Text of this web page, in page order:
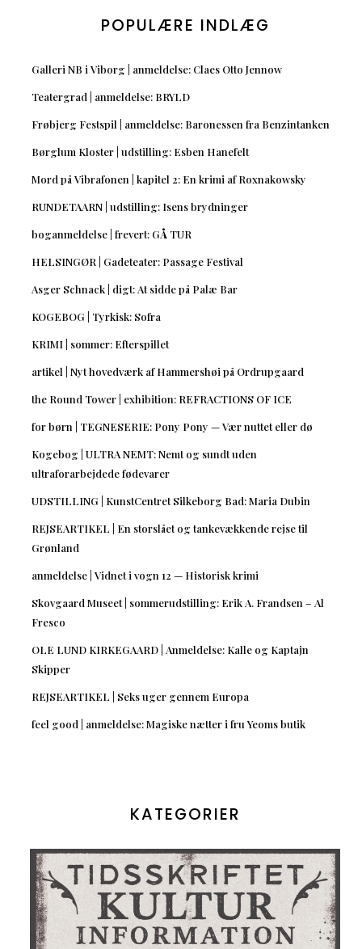
POPULÆRE INDLÆG
Galleri NB i Viborg | anmeldelse: Claes Otto Jennow
Teatergrad | anmeldelse: BRYLD
Frøbjerg Festspil | anmeldelse: Baronessen fra Benzintanken
Børglum Kloster | udstilling: Esben Hanefelt
Mord på Vibrafonen | kapitel 2: En krimi af Roxnakowsky
RUNDETAARN | udstilling: Isens brydninger
boganmeldelse | frevert: GÅ TUR
HELSINGØR | Gadeteater: Passage Festival
Asger Schnack | digt: At sidde på Palæ Bar
KOGEBOG | Tyrkisk: Sofra
KRIMI | sommer: Efterspillet
artikel | Nyt hovedværk af Hammershøi på Ordrupgaard
the Round Tower | exhibition: REFRACTIONS OF ICE
for børn | TEGNESERIE: Pony Pony — Vær nuttet eller dø
Kogebog | ULTRA NEMT: Nemt og sundt uden
ultraforarbejdede fødevarer
UDSTILLING | KunstCentret Silkeborg Bad: Maria Dubin
REJSEARTIKEL | En storslået og tankevækkende rejse til
Grønland
anmeldelse | Vidnet i vogn 12 — Historisk krimi
Skovgaard Museet | sommerudstilling: Erik A. Frandsen – Al
Fresco
OLE LUND KIRKEGAARD | Anmeldelse: Kalle og Kaptajn
Skipper
REJSEARTIKEL | Seks uger gennem Europa
feel good | anmeldelse: Magiske nætter i fru Yeoms butik
KATEGORIER